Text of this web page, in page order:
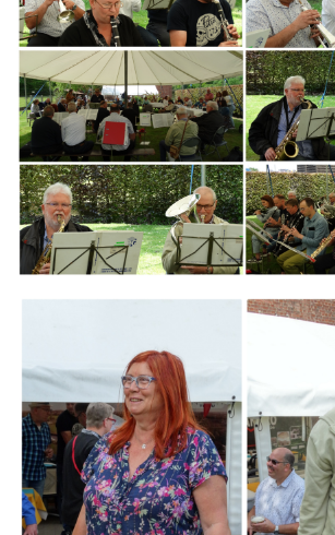
Branding